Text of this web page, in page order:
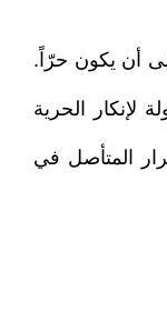
أن يكون حرّاً.
لإنكار الحرية
المتأصل في